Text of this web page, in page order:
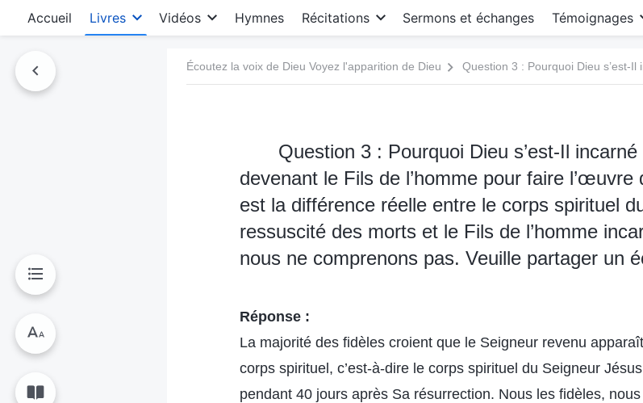
Accueil Livres Vidéos Hymnes Récitations Sermons et échanges Témoignages
Écoutez la voix de Dieu Voyez l'apparition de Dieu
Question 3 : Pourquoi Dieu s’est-Il
devenant le Fils de l’homme pour faire l’œuvre
est la différence réelle entre le corps spirituel
ressuscité des morts et le Fils de l’homme
nous ne comprenons pas. Veuille partager un
Réponse :
La majorité des fidèles croient que le Seigneur revenu
corps spirituel, c’est-à-dire le corps spirituel du Seigneur
pendant 40 jours après Sa résurrection. Nous les fidèles,